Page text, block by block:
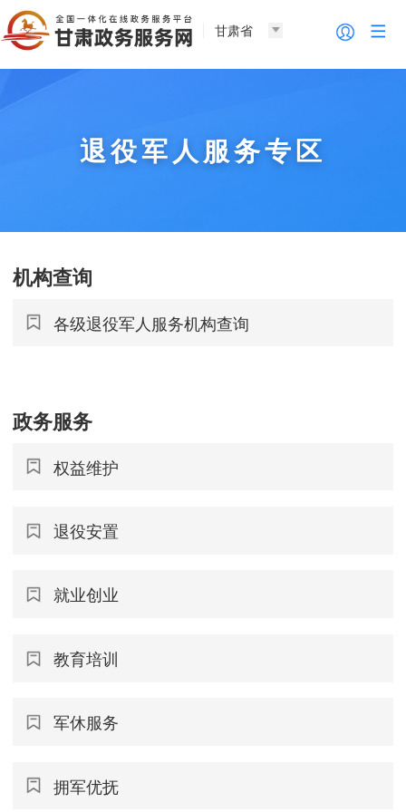
甘肃省
退役军人服务专区
机构查询
各级退役军人服务机构查询
政务服务
权益维护
退役安置
就业创业
教育培训
军休服务
拥军优抚